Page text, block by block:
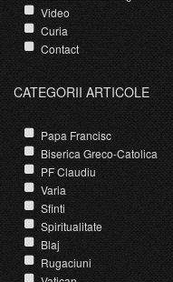
Video
Curia
Contact
CATEGORII ARTICOLE
Papa Francisc
Biserica Greco-Catolica
PF Claudiu
Varia
Sfinti
Spiritualitate
Blaj
Rugaciuni